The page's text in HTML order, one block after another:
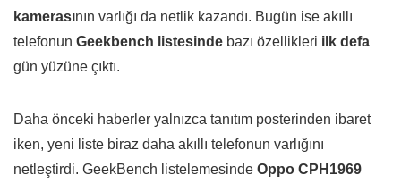
kamerasının varlığı da netlik kazandı. Bugün ise akıllı
telefonun Geekbench listesinde bazı özellikleri ilk defa
gün yüzüne çıktı.
Daha önceki haberler yalnızca tanıtım posterinden ibaret
iken, yeni liste biraz daha akıllı telefonun varlığını
netleştirdi. GeekBench listelemesinde Oppo CPH1969